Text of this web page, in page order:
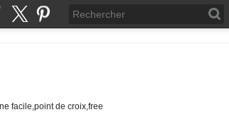
facile,point de croix,free